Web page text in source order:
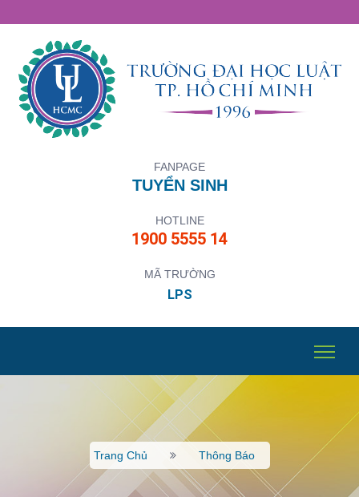
FANPAGE
TUYỂN SINH
HOTLINE
1900 5555 14
MÃ TRƯỜNG
LPS
Trang Chủ Thông Báo